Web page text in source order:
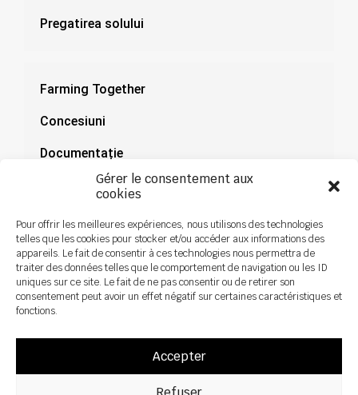
Gérer le consentement aux
cookies
Pour offrir les meilleures expériences, nous utilisons des technologies
telles que les cookies pour stocker et/ou accéder aux informations des
appareils. Le fait de consentir à ces technologies nous permettra de
traiter des données telles que le comportement de navigation ou les ID
uniques sur ce site. Le fait de ne pas consentir ou de retirer son
consentement peut avoir un effet négatif sur certaines caractéristiques et
fonctions.
Accepter
Refuser
Pregatirea solului
Farming Together
Concesiuni
Documentație